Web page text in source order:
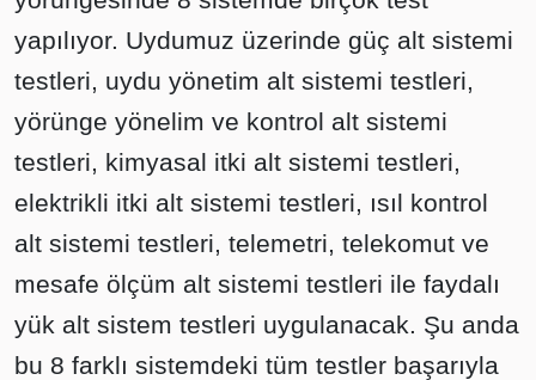
yapılıyor. Uydumuz üzerinde güç alt sistemi
testleri, uydu yönetim alt sistemi testleri,
yörünge yönelim ve kontrol alt sistemi
testleri, kimyasal itki alt sistemi testleri,
elektrikli itki alt sistemi testleri, ısıl kontrol
alt sistemi testleri, telemetri, telekomut ve
mesafe ölçüm alt sistemi testleri ile faydalı
yük alt sistem testleri uygulanacak. Şu anda
bu 8 farklı sistemdeki tüm testler başarıyla